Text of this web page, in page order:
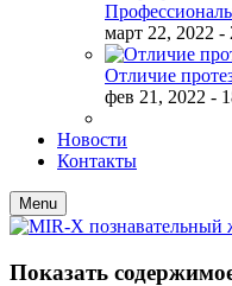
март 22, 2022 -
Отличие
фев 21, 2022 -
Новости
Контакты
Menu
Показать